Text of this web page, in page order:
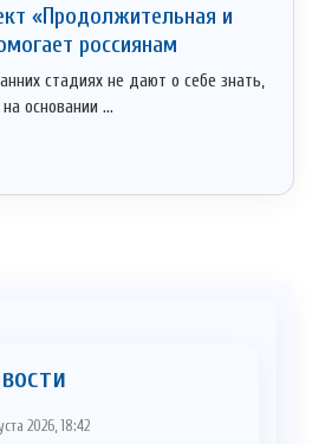
«Продолжительная и
россиянам
стадиях не дают о себе знать,
основании ...
2026, 18:42